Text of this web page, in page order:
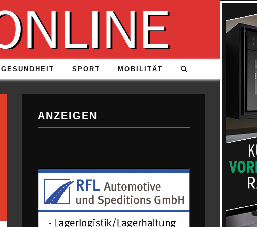
GESUNDHEIT SPORT MOBILITÄT
ANZEIGEN